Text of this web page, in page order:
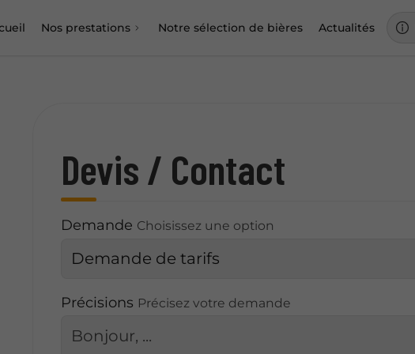
Nos prestations Notre sélection de bières Actualités
Devis / Contact
Demande Choisissez une option
Précisions Précisez votre demande